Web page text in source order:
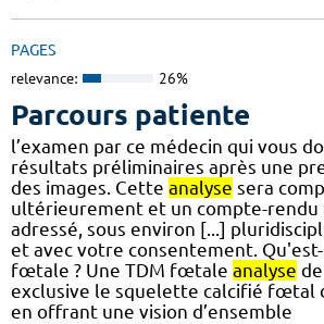
PAGES
relevance: 26%
Parcours patiente
l’examen par ce médecin qui vous
résultats préliminaires après une
des images. Cette analyse sera
ultérieurement et un compte-rendu
adressé, sous environ [...]
et avec votre consentement.
fœtale ? Une TDM fœtale analyse
exclusive le squelette calcifié fœtal
en offrant une vision d’ensemble